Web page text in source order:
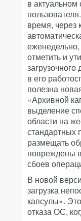
в актуальном
время, через
отметить и
в его
полезна
«Архивной
выделение
области на
стандартных
размещать
повреждены
сбоев
В новой
загрузка
капсулы».
отказа ОС,